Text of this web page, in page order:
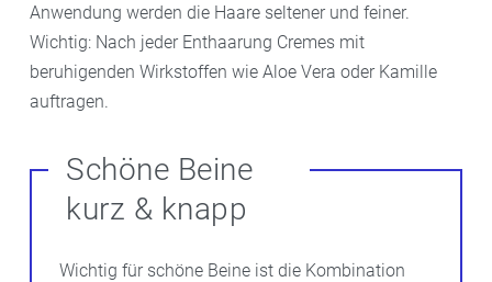
Anwendung werden die Haare seltener und feiner.
Wichtig: Nach jeder Enthaarung Cremes mit
beruhigenden Wirkstoffen wie Aloe Vera oder Kamille
auftragen.
Schöne Beine
kurz & knapp
Wichtig für schöne Beine ist die Kombination